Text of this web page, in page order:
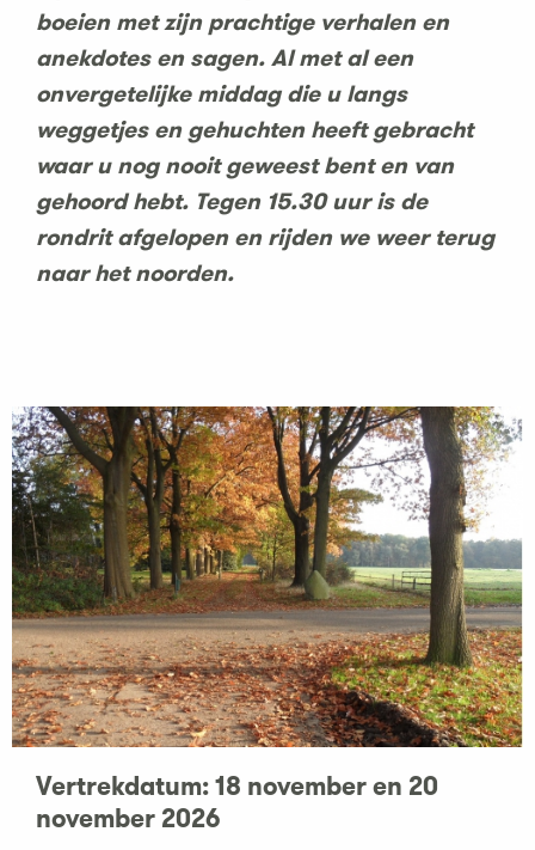
boeien met zijn prachtige verhalen en
anekdotes en sagen. Al met al een
onvergetelijke middag die u langs
weggetjes en gehuchten heeft gebracht
waar u nog nooit geweest bent en van
gehoord hebt. Tegen 15.30 uur is de
rondrit afgelopen en rijden we weer terug
naar het noorden.
Vertrekdatum: 18 november en 20
november 2026